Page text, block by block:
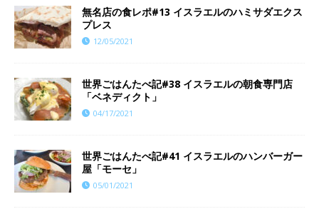
無名店の食レポ#13 イスラエルのハミサダエクス
プレス
12/05/2021
世界ごはんたべ記#38 イスラエルの朝食専門店
「ベネディクト」
04/17/2021
世界ごはんたべ記#41 イスラエルのハンバーガー
屋「モーセ」
05/01/2021